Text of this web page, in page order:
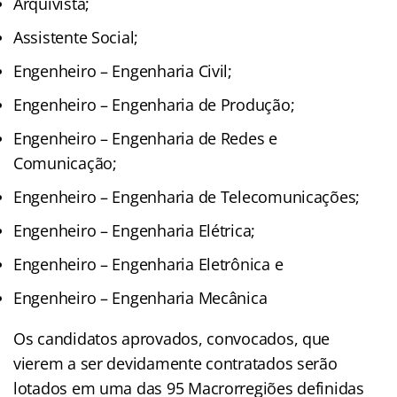
Assistente Social;
Engenheiro – Engenharia Civil;
Engenheiro – Engenharia de Produção;
Engenheiro – Engenharia de Redes e
Comunicação;
Engenheiro – Engenharia de Telecomunicações;
Engenheiro – Engenharia Elétrica;
Engenheiro – Engenharia Eletrônica e
Engenheiro – Engenharia Mecânica
Os candidatos aprovados, convocados, que
vierem a ser devidamente contratados serão
lotados em uma das 95 Macrorregiões definidas